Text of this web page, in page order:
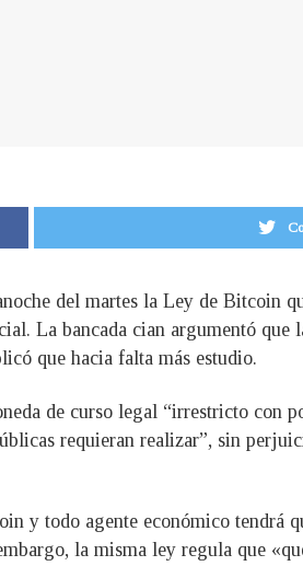
del martes la Ley de Bitcoin
La bancada cian argumentó que
que hacia falta más estudio.
de curso legal “irrestricto con
requieran realizar”, sin
y todo agente económico tendrá
la misma ley regula que